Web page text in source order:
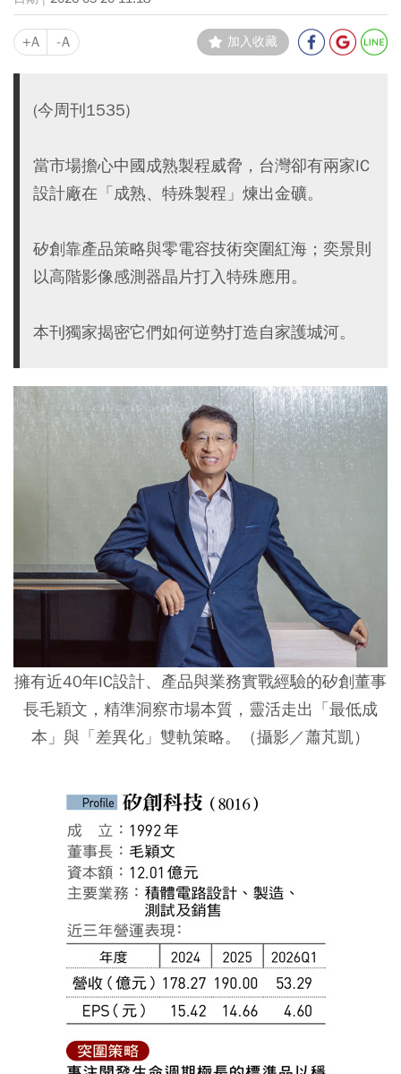
+A -A 加入收藏
(今周刊1535)
當市場擔心中國成熟製程威脅，台灣卻有兩家IC
設計廠在「成熟、特殊製程」煉出金礦。
矽創靠產品策略與零電容技術突圍紅海；奕景則
以高階影像感測器晶片打入特殊應用。
本刊獨家揭密它們如何逆勢打造自家護城河。
擁有近40年IC設計、產品與業務實戰經驗的矽創董事
長毛穎文，精準洞察市場本質，靈活走出「最低成
本」與「差異化」雙軌策略。（攝影／蕭芃凱）